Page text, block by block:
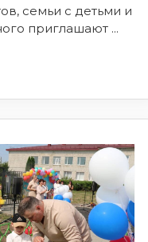
семьи с детьми и
приглашают ...